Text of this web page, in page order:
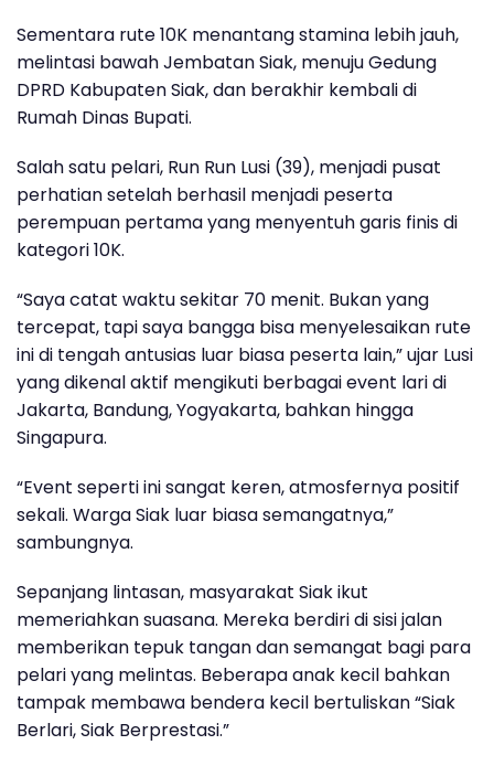
Sementara rute 10K menantang stamina lebih jauh,
melintasi bawahJembatan Siak, menujuGedung
DPRD Kabupaten Siak, dan berakhir kembali di
Rumah Dinas Bupati.
Salah satu pelari, Run Run Lusi (39), menjadi pusat
perhatian setelah berhasil menjadi peserta
perempuan pertama yang menyentuh garis finis di
kategori 10K.
“Saya catat waktu sekitar 70 menit. Bukan yang
tercepat, tapi saya bangga bisa menyelesaikan rute
ini di tengah antusias luar biasa peserta lain,” ujar Lusi
yang dikenal aktif mengikuti berbagai event lari di
Jakarta, Bandung, Yogyakarta, bahkan hingga
Singapura.
“Event seperti ini sangat keren, atmosfernya positif
sekali. Warga Siak luar biasa semangatnya,”
sambungnya.
Sepanjang lintasan, masyarakat Siak ikut
memeriahkan suasana. Mereka berdiri di sisi jalan
memberikan tepuk tangan dan semangat bagi para
pelari yang melintas. Beberapa anak kecil bahkan
tampak membawa bendera kecil bertuliskan“Siak
Berlari, Siak Berprestasi.”